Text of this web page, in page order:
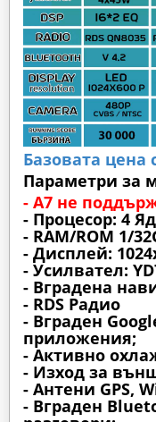
Базовата цена
Параметри за
- A7 не
- Процесор: 4
- RAM/ROM 1/
- Дисплей:
- Усилвател:
- Вградена
- RDS Радио
- Вграден
приложения;
- Активно
- Изход за
- Антени GPS,
- Вграден